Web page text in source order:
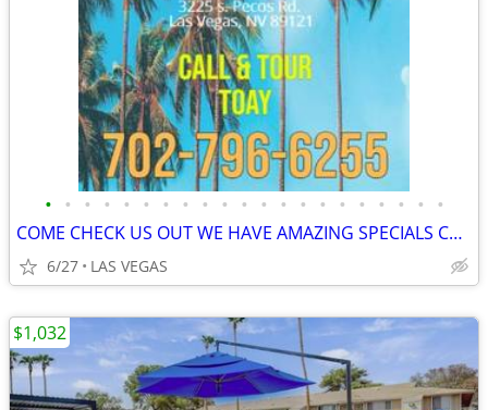
• • • • • • • • • • • • • • • • • • • • •
COME CHECK US OUT WE HAVE AMAZING SPECIALS COME CHECK US OUT
6/27 LAS VEGAS
$1,032